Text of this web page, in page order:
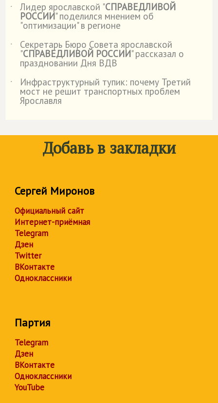
˙
Лидер ярославской "СПРАВЕДЛИВОЙ
РОССИИ" поделился мнением об
"оптимизации" в регионе
˙
Секретарь Бюро Совета ярославской
"СПРАВЕДЛИВОЙ РОССИИ" рассказал о
праздновании Дня ВДВ
˙
Инфраструктурный тупик: почему Третий
мост не решит транспортных проблем
Ярославля
Добавь в закладки
Сергей Миронов
Официальный сайт
Интернет-приёмная
Telegram
Дзен
Twitter
ВКонтакте
Одноклассники
Партия
Telegram
Дзен
ВКонтакте
Одноклассники
YouTube